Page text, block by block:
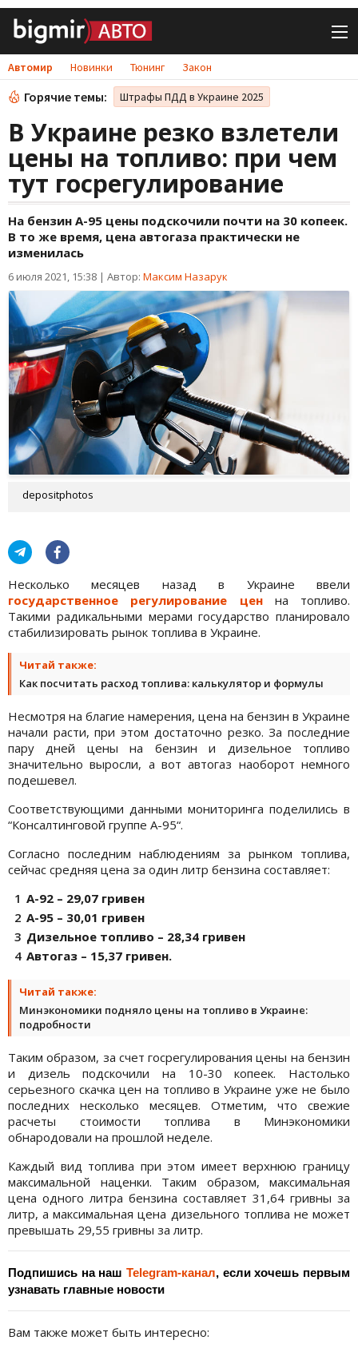
Автомир Новинки Тюнинг Закон
Горячие темы: Штрафы ПДД в Украине 2025
В Украине резко взлетели
цены на топливо: при чем
тут госрегулирование
На бензин А-95 цены подскочили почти на 30 копеек.
В то же время, цена автогаза практически не
изменилась
6 июля 2021, 15:38 | Автор: Максим Назарук
depositphotos
Несколько месяцев назад в Украине ввели
государственное регулирование ценна топливо.
Такими радикальными мерами государство планировало
стабилизировать рынок топлива в Украине.
Читай также:
Как посчитать расход топлива: калькулятор и формулы
Несмотря на благие намерения, цена на бензин в Украине
начали расти, при этом достаточно резко. За последние
пару дней цены на бензин и дизельное топливо
значительно выросли, а вот автогаз наоборот немного
подешевел.
Соответствующими данными мониторинга поделились в
“Консалтинговой группе А-95“.
Согласно последним наблюдениям за рынком топлива,
сейчас средняя цена за один литр бензина составляет:
А-92 – 29,07 гривен
А-95 – 30,01 гривен
Дизельное топливо – 28,34 гривен
Автогаз – 15,37 гривен.
Читай также:
Минэкономики подняло цены на топливо в Украине:
подробности
Таким образом, за счет госрегулирования цены на бензин
и дизель подскочили на 10-30 копеек. Настолько
серьезного скачка цен на топливо в Украине уже не было
последних несколько месяцев. Отметим, что свежие
расчеты стоимости топлива в Минэкономики
обнародовали на прошлой неделе.
Каждый вид топлива при этом имеет верхнюю границу
максимальной наценки. Таким образом, максимальная
цена одного литра бензина составляет 31,64 гривны за
литр, а максимальная цена дизельного топлива не может
превышать 29,55 гривны за литр.
Подпишись на наш Telegram-канал, если хочешь первым
узнавать главные новости
Вам также может быть интересно: